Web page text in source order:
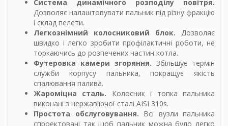
Система динамічного розподілу повітря.
Дозволяє налаштовувати пальник під різну фракцію
і склад пелети.
Легкознімний колосниковий блок. Дозволяє
швидко і легко зробити профілактичні роботи, не
торкаючись до розпечених частин котла.
Футеровка камери згоряння. Збільшує термін
служби корпусу пальника, покращує якість
спалювання палива.
Жароміцна сталь. Колосник і топка пальника
виконані з нержавіючої сталі AISI 310s.
Простота обслуговування. Всі вузли пальника
спроектовані так щоб пальник можна було легко